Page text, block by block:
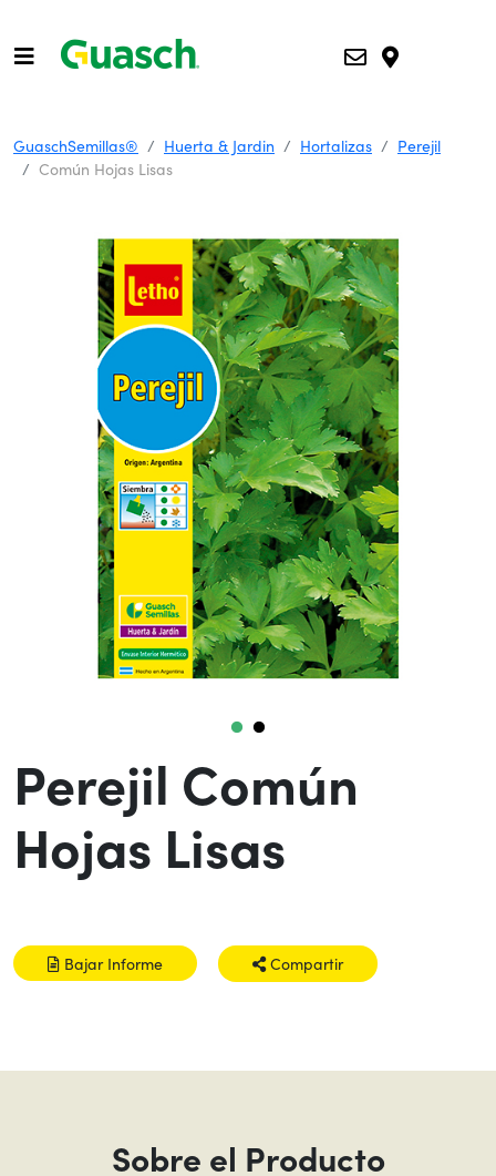
GuaschSemillas® Huerta & Jardin Hortalizas
Perejil
Común Hojas Lisas
Perejil Común
Hojas Lisas
Bajar Informe Compartir
Sobre el Producto